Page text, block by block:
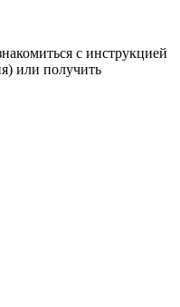
с инструкцией
или получить